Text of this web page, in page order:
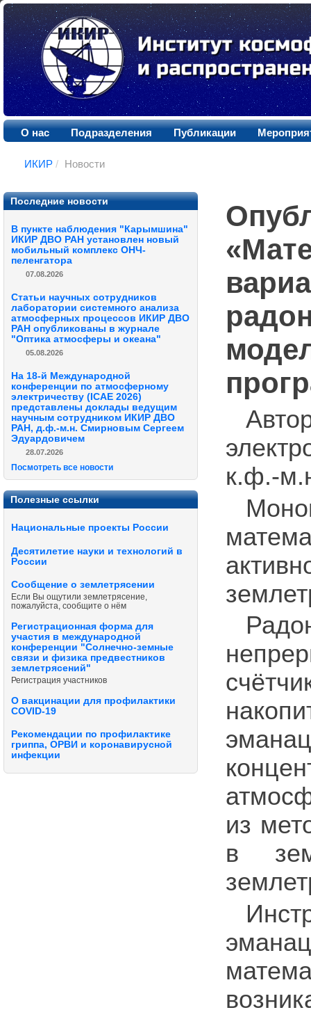
О нас Подразделения Публикации
ИКИР / Новости
Последние новости
В пункте наблюдения "Карымшина"
ИКИР ДВО РАН установлен новый
мобильный комплекс ОНЧ-
пеленгатора
07.08.2026
Статьи научных сотрудников
лаборатории системного анализа
атмосферных процессов ИКИР ДВО
РАН опубликованы в журнале
"Оптика атмосферы и океана"
05.08.2026
На 18-й Международной
конференции по атмосферному
электричеству (ICAE 2026)
представлены доклады ведущим
научным сотрудником ИКИР ДВО
РАН, д.ф.-м.н. Смирновым Сергеем
Эдуардовичем
28.07.2026
Посмотреть все новости
Полезные ссылки
Национальные проекты России
Десятилетие науки и технологий в
России
Сообщение о землетрясении
Если Вы ощутили землетрясение,
пожалуйста, сообщите о нём
Регистрационная форма для
участия в международной
конференции "Солнечно-земные
связи и физика предвестников
землетрясений"
Регистрация участников
О вакцинации для профилактики
COVID-19
Рекомендации по профилактике
гриппа, ОРВИ и коронавирусной
инфекции
к.ф.-
из
в